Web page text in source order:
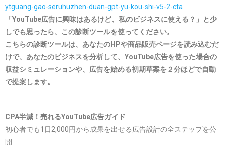
ytguang-gao-seruhuzhen-duan-gpt-yu-kou-shi-v5-2-cta
「YouTube広告に興味はあるけど、私のビジネスに使える？」と少
しでも思ったら、この診断ツールを使ってください。
こちらの診断ツールは、あなたのHPや商品販売ページを読み込むだ
けで、あなたのビジネスを分析して、YouTube広告を使った場合の
収益シミュレーションや、広告を始める初期草案を２分ほどで自動
で提案します。
CPA半減！売れるYouTube広告ガイド
初心者でも1日2,000円から成果を出せる広告設計の全ステップを公
開